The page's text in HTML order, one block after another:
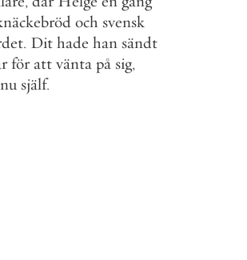
och svensk
. Dit hade han sändt
för att vänta på sig,
nu själf.